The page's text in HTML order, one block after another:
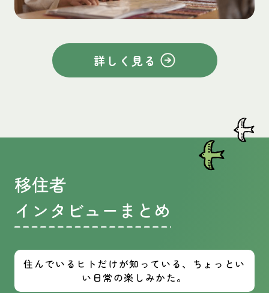
詳しく見る
移住者
インタビューまとめ
住んでいるヒトだけが知っている、ちょっとい
い日常の楽しみかた。